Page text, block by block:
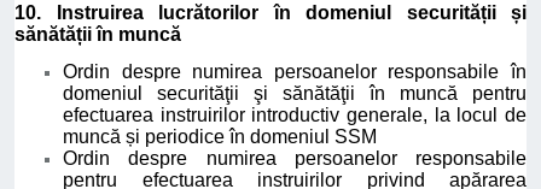
10. Instruirea lucrătorilor în domeniul securității și
sănătății în muncă
Ordin despre numirea persoanelor responsabile în
domeniul securităţii şi sănătăţii în muncă pentru
efectuarea instruirilor introductiv generale, la locul de
muncă și periodice în domeniul SSM
Ordin despre numirea persoanelor responsabile
pentru efectuarea instruirilor privind apărarea